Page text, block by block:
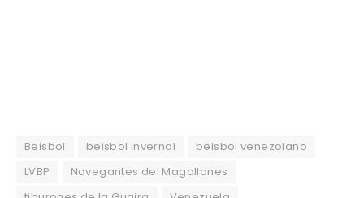
Beisbol beisbol invernal
beisbol venezolano
LVBP
Navegantes del Magallanes